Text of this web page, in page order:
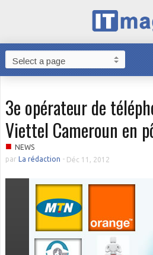
3e opérateur de
Viettel Cameroun en
■ NEWS
par La rédaction - Déc 11, 2012